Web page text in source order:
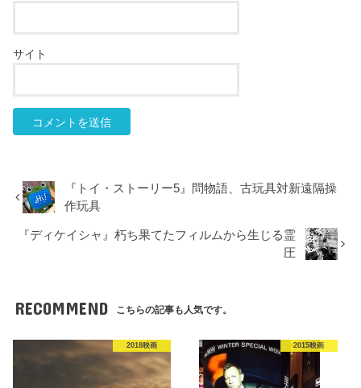
サイト
『トイ・ストーリー5』問物語、古玩具対新遠隔操
作玩具
『ディケイシャ』朽ち果てたフィルムから生じる霊
圧
RECOMMEND こちらの記事も人気です。
2018映画 2015映画